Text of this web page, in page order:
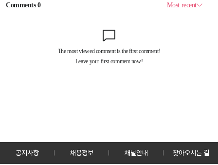
공지사항 채용정보 채널안내 찾아오시는 길